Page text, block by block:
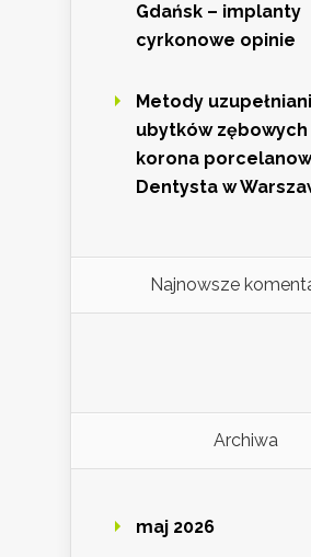
Gdańsk – implanty
cyrkonowe opinie
Metody
ubytków zębowych
korona
Dentysta w
Najnowsze
Archiwa
maj 2026